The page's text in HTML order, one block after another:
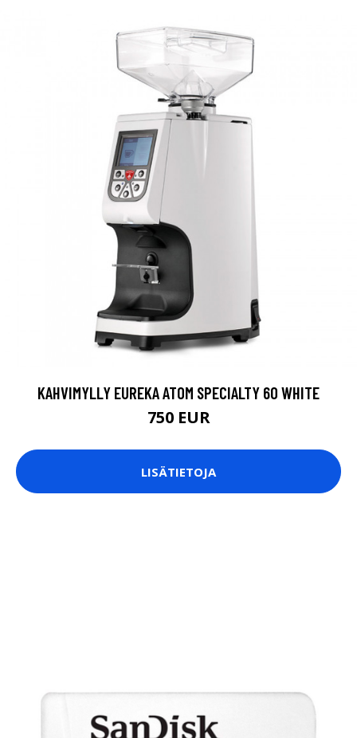
KAHVIMYLLY EUREKA ATOM SPECIALTY 60 WHITE
750 EUR
LISÄTIETOJA